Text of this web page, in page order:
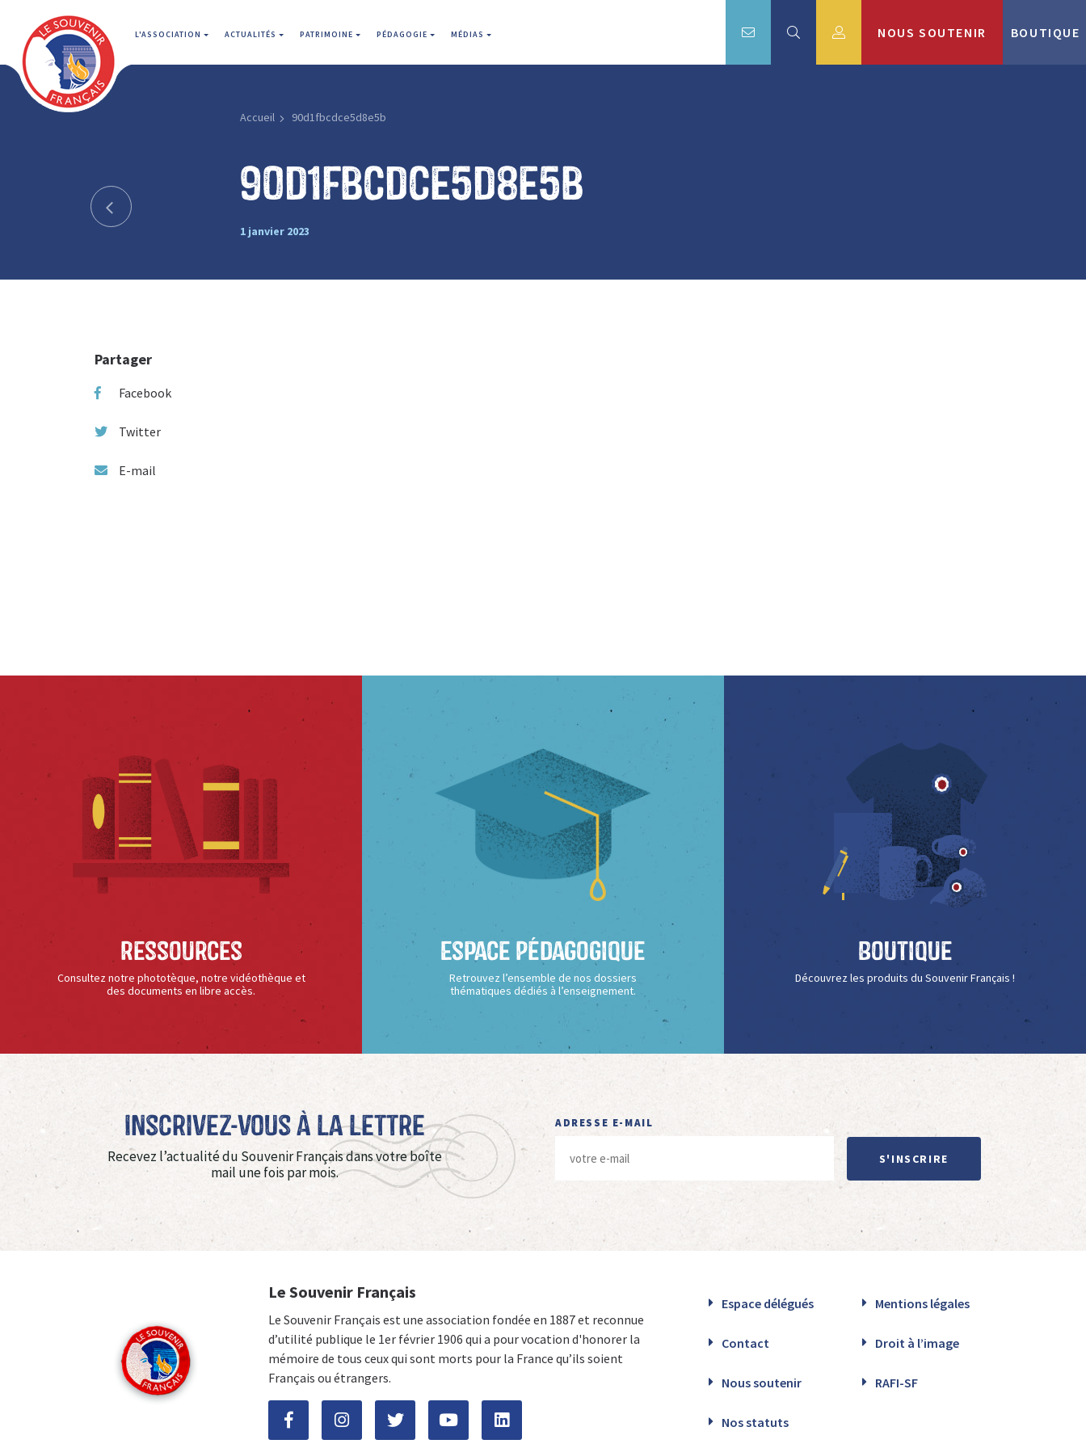
L'ASSOCIATION ACTUALITÉS PATRIMOINE PÉDAGOGIE MÉDIAS NOUS SOUTENIR BOUTIQUE
Accueil 90d1fbcdce5d8e5b
90d1fbcdce5d8e5b
1 janvier 2023
Partager
Facebook
Twitter
E-mail
Ressources
Consultez notre phototèque, notre vidéothèque et
des documents en libre accès.
Espace Pédagogique
Retrouvez l’ensemble de nos dossiers
thématiques dédiés à l’enseignement.
Boutique
Découvrez les produits du Souvenir Français !
Inscrivez-vous à La Lettre
Recevez l’actualité du Souvenir Français dans votre boîte
mail une fois par mois.
ADRESSE E-MAIL
S'INSCRIRE
Le Souvenir Français
Le Souvenir Français est une association fondée en 1887 et reconnue
d’utilité publique le 1er février 1906 qui a pour vocation d'honorer la
mémoire de tous ceux qui sont morts pour la France qu’ils soient
Français ou étrangers.
Espace délégués Mentions légales
Contact Droit à l’image
Nous soutenir RAFI-SF
Nos statuts